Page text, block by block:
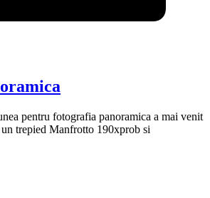
pentru fotografia panoramica a mai venit
trepied Manfrotto 190xprob si